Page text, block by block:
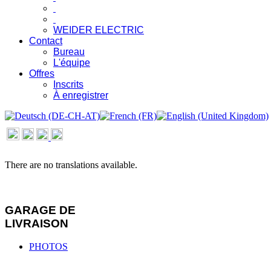
WEIDER ELECTRIC
Contact
Bureau
L'équipe
Offres
Inscrits
À enregistrer
There are no translations available.
GARAGE DE
LIVRAISON
PHOTOS